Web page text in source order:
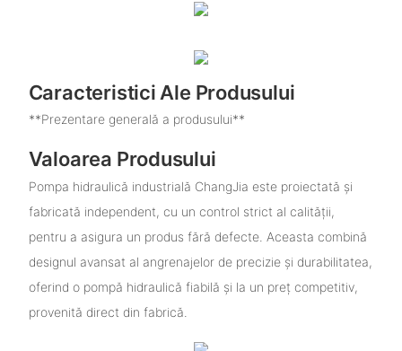
Caracteristici Ale Produsului
**Prezentare generală a produsului**
Valoarea Produsului
Pompa hidraulică industrială ChangJia este proiectată și
fabricată independent, cu un control strict al calității,
pentru a asigura un produs fără defecte. Aceasta combină
designul avansat al angrenajelor de precizie și durabilitatea,
oferind o pompă hidraulică fiabilă și la un preț competitiv,
provenită direct din fabrică.